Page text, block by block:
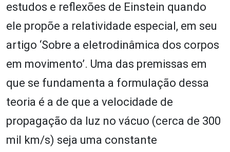
estudos e reflexões de Einstein quando
ele propõe a relatividade especial, em seu
artigo ‘Sobre a eletrodinâmica dos corpos
em movimento’. Uma das premissas em
que se fundamenta a formulação dessa
teoria é a de que a velocidade de
propagação da luz no vácuo (cerca de 300
mil km/s) seja uma constante